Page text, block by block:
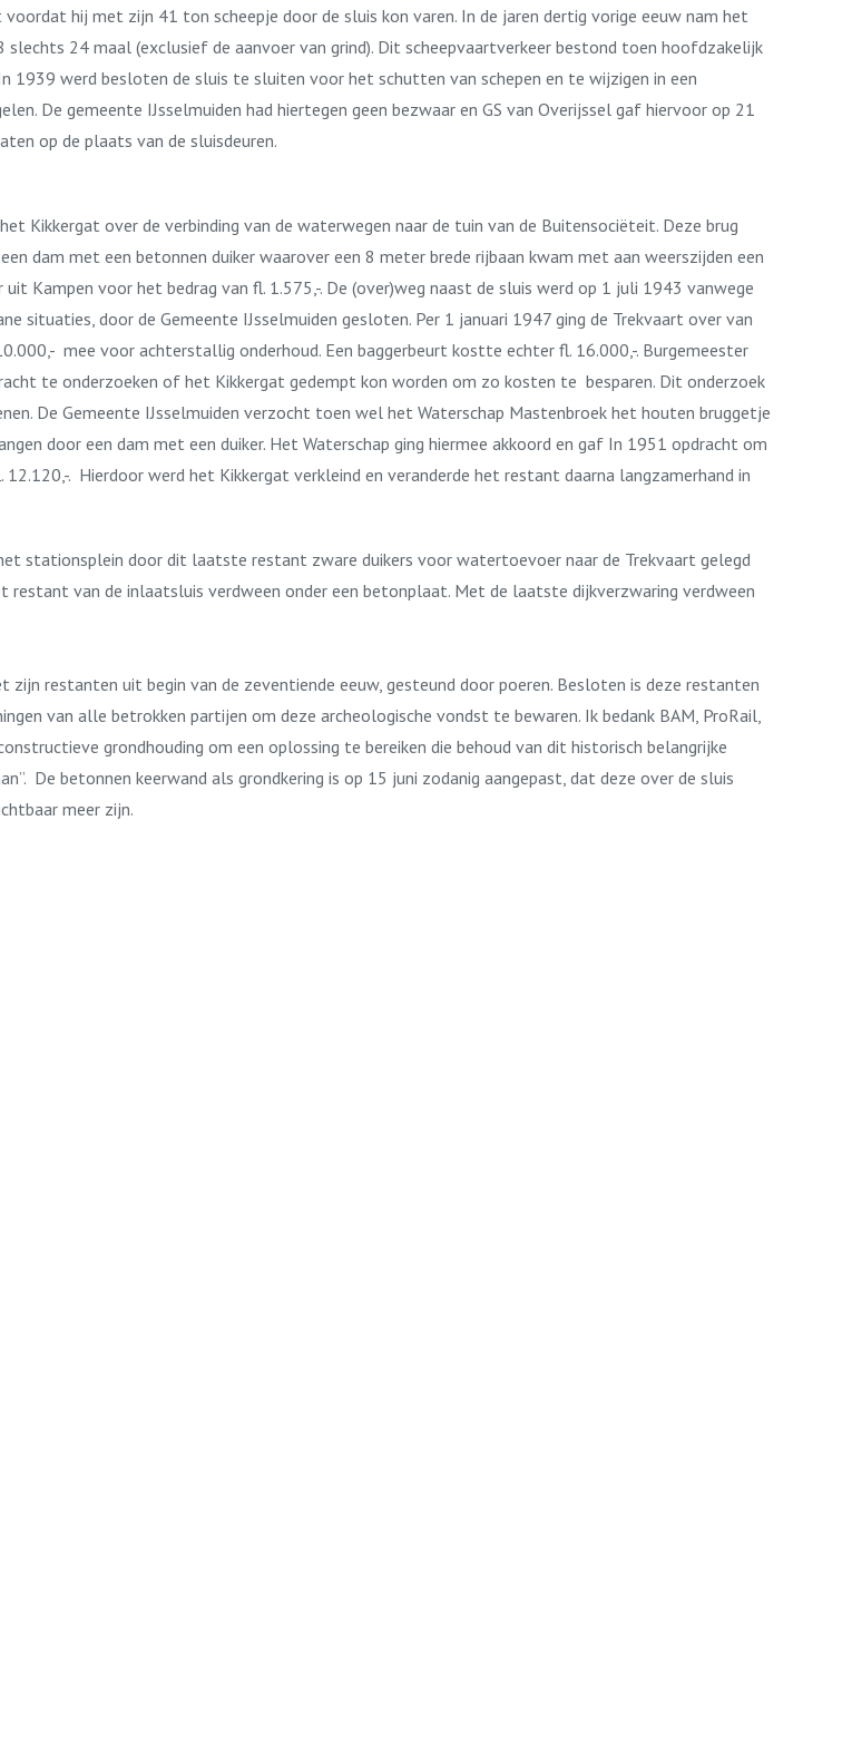
hij met zijn 41 ton scheepje door de sluis kon varen. In de jaren dertig vorige eeuw nam het
24 maal (exclusief de aanvoer van grind). Dit scheepvaartverkeer bestond toen hoofdzakelijk
1939 werd besloten de sluis te sluiten voor het schutten van schepen en te wijzigen in een
De gemeente IJsselmuiden had hiertegen geen bezwaar en GS van Overijssel gaf hiervoor op 21
op de plaats van de sluisdeuren.
Kikkergat over de verbinding van de waterwegen naar de tuin van de Buitensociëteit. Deze brug
dam met een betonnen duiker waarover een 8 meter brede rijbaan kwam met aan weerszijden een
Kampen voor het bedrag van fl. 1.575,-. De (over)weg naast de sluis werd op 1 juli 1943 vanwege
situaties, door de Gemeente IJsselmuiden gesloten. Per 1 januari 1947 ging de Trekvaart over van
mee voor achterstallig onderhoud. Een baggerbeurt kostte echter fl. 16.000,-. Burgemeester
te onderzoeken of het Kikkergat gedempt kon worden om zo kosten te besparen. Dit onderzoek
De Gemeente IJsselmuiden verzocht toen wel het Waterschap Mastenbroek het houten bruggetje
door een dam met een duiker. Het Waterschap ging hiermee akkoord en gaf In 1951 opdracht om
. Hierdoor werd het Kikkergat verkleind en veranderde het restant daarna langzamerhand in
stationsplein door dit laatste restant zware duikers voor watertoevoer naar de Trekvaart gelegd
van de inlaatsluis verdween onder een betonplaat. Met de laatste dijkverzwaring verdween
restanten uit begin van de zeventiende eeuw, gesteund door poeren. Besloten is deze restanten
van alle betrokken partijen om deze archeologische vondst te bewaren. Ik bedank BAM, ProRail,
grondhouding om een oplossing te bereiken die behoud van dit historisch belangrijke
De betonnen keerwand als grondkering is op 15 juni zodanig aangepast, dat deze over de sluis
meer zijn.